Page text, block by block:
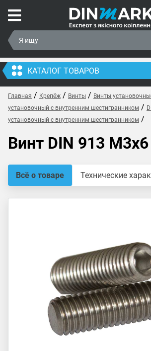
КАТАЛОГ ТОВАРОВ
Главная / Крепёж / Винты / Винты
установочный с внутренним шестигранником /
установочный с внутренним шестигранником /
Винт DIN 913
Всё о товаре Технические